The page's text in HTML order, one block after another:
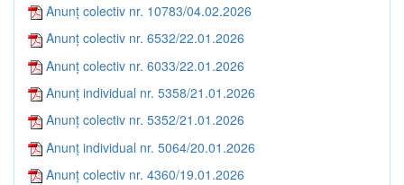
Anunț colectiv nr. 10783/04.02.2026
Anunț colectiv nr. 6532/22.01.2026
Anunț colectiv nr. 6033/22.01.2026
Anunț individual nr. 5358/21.01.2026
Anunț colectiv nr. 5352/21.01.2026
Anunț individual nr. 5064/20.01.2026
Anunț colectiv nr. 4360/19.01.2026